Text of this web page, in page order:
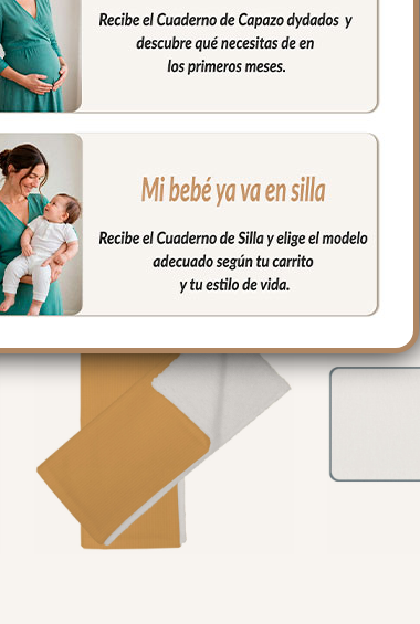
necesitas para tu capazo.
quede bien sujeta.
RELACIONADOS